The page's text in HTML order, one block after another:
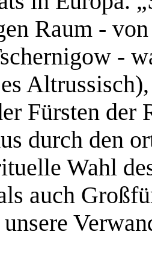
Raum -
-
Fürsten der
durch den
Wahl
auch